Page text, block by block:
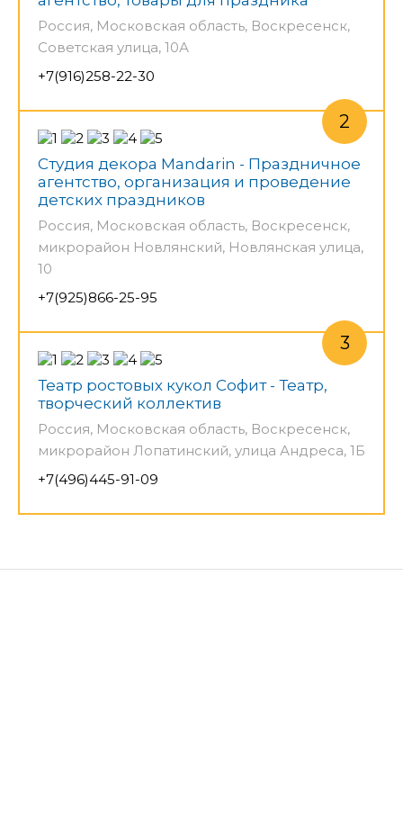
Россия, Московская область, Воскресенск,
Советская улица, 10А
+7(916)258-22-30
Студия декора Mandarin - Праздничное
агентство, организация и проведение
детских праздников
Россия, Московская область, Воскресенск,
микрорайон Новлянский, Новлянская улица,
10
+7(925)866-25-95
Театр ростовых кукол Софит - Театр,
творческий коллектив
Россия, Московская область, Воскресенск,
микрорайон Лопатинский, улица Андреса, 1Б
+7(496)445-91-09